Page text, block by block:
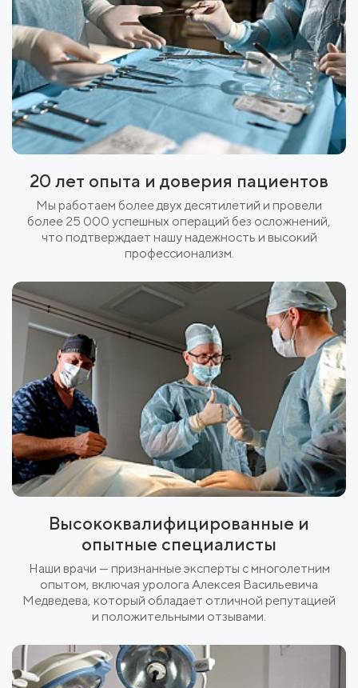
20 лет опыта и доверия пациентов
Мы работаем более двух десятилетий и провели
более 25 000 успешных операций без осложнений,
что подтверждает нашу надежность и высокий
профессионализм.
Высококвалифицированные и
опытные специалисты
Наши врачи — признанные эксперты с многолетним
опытом, включая уролога Алексея Васильевича
Медведева, который обладает отличной репутацией
и положительными отзывами.